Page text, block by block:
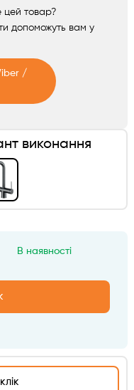
цей товар?
допоможуть вам у
/
В наявності
виконання